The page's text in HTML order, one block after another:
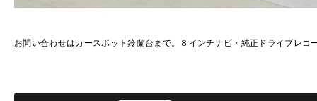
お問い合わせはカースポット鈴蘭台まで。８インチナビ・純正ドライブレコ